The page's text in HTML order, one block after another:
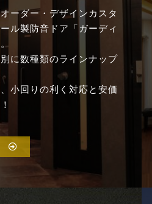
ーダー・デザインカスタ
ル製防音ドア「ガーディ
に数種類のラインナップ
小回りの利く対応と安価